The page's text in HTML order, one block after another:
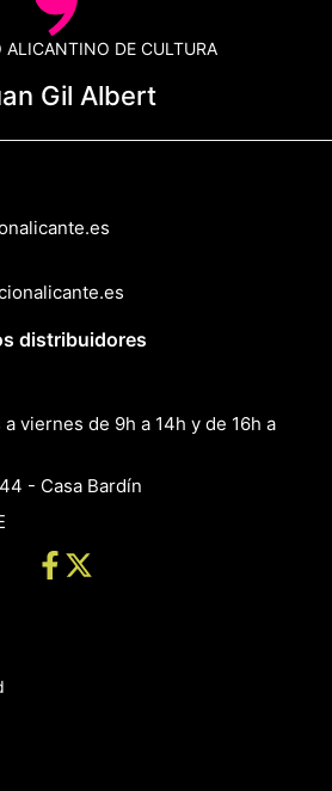
ALICANTINO DE CULTURA
Gil Albert
distribuidores
viernes de 9h a 14h y de 16h a
- Casa Bardín